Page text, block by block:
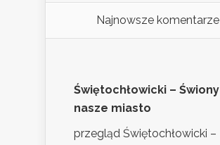
Najnowsze komentarze
Świętochłowicki – Świony
nasze miasto
przegląd Świętochłowicki –